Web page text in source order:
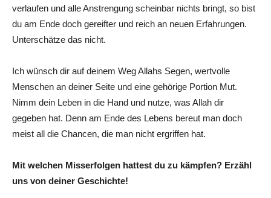
verlaufen und alle Anstrengung scheinbar nichts bringt, so bist
du am Ende doch gereifter und reich an neuen Erfahrungen.
Unterschätze das nicht.
Ich wünsch dir auf deinem Weg Allahs Segen, wertvolle
Menschen an deiner Seite und eine gehörige Portion Mut.
Nimm dein Leben in die Hand und nutze, was Allah dir
gegeben hat. Denn am Ende des Lebens bereut man doch
meist all die Chancen, die man nicht ergriffen hat.
Mit welchen Misserfolgen hattest du zu kämpfen? Erzähl
uns von deiner Geschichte!